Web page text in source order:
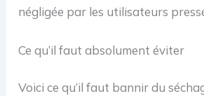
négligée par les utilisateurs
Ce qu’il faut absolument éviter
Voici ce qu’il faut bannir du